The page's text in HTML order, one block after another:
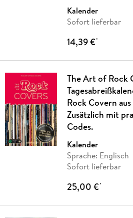
Kalender
Sofort lieferbar
14,39 €*
The Art of Rock
Rock Covern
Zusätzlich mit
Codes.
Kalender
Sprache: Englisch
Sofort lieferbar
25,00 €*